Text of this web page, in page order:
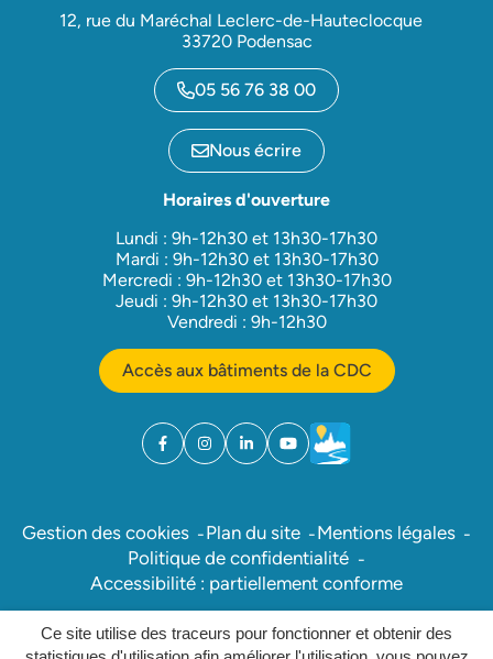
Ce site utilise des traceurs pour fonctionner et obtenir des
12, rue du Maréchal Leclerc-de-Hauteclocque
33720 Podensac
05 56 76 38 00
Nous écrire
Horaires d'ouverture
Lundi : 9h-12h30 et 13h30-17h30
Mardi : 9h-12h30 et 13h30-17h30
Mercredi : 9h-12h30 et 13h30-17h30
Jeudi : 9h-12h30 et 13h30-17h30
Vendredi : 9h-12h30
Accès aux bâtiments de la CDC
Facebook
(ouverture dans un nouvel onglet)
Instagram
(ouverture dans un nouvel onglet)
Linkedin
(ouverture dans un nouvel onglet)
YouTube
(ouverture dans un nouvel
Météo
(ouverture dans un
Gestion des cookies Plan du site
Mentions légales
Politique de confidentialité
Accessibilité : partiellement conforme
Site réalisé parInovagora (ouverture dans un